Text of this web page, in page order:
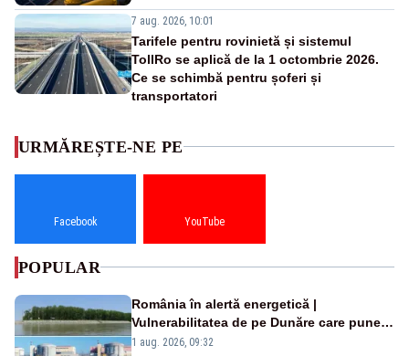
7 aug. 2026, 10:01
Tarifele pentru rovinietă și sistemul
TollRo se aplică de la 1 octombrie 2026.
Ce se schimbă pentru șoferi și
transportatori
URMĂREȘTE-NE PE
Facebook YouTube
POPULAR
România în alertă energetică |
Vulnerabilitatea de pe Dunăre care pune
în pericol Centrala Cernavodă era
1 aug. 2026, 09:32